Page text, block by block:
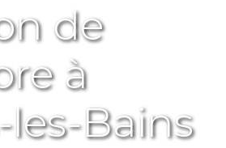
de
à
les-Bains